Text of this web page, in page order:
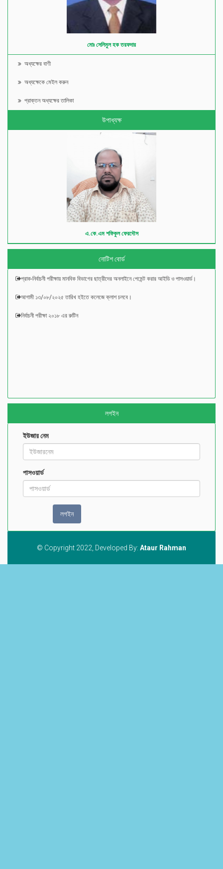
মোঃ সেলিমুল হক তরফদার
অধ্যক্ষের বাণী
অধ্যক্ষেকে মেইল করুন
প্রাক্তন অধ্যক্ষের তালিকা
উপাধ্যক্ষ
এ.কে.এম শফিকুল ফেরদৌস
নোটিশ বোর্ড
প্রাক-নির্বাচনী পরীক্ষা-২০২৫ এর রুটিন
লগইন
ইউজার নেম
পাসওয়ার্ড
© Copyright 2022, Developed By: Ataur Rahman